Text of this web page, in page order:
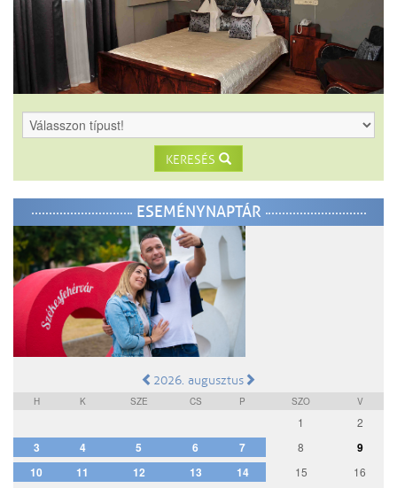
KERESÉS
ESEMÉNYNAPTÁR
2026. augusztus
H K SZE CS P SZO V
1 2
3 4 5 6 7 8
9
10
11 12 13 14 15
16